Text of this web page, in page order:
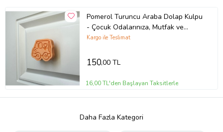
Pomerol Turuncu Araba Dolap Kulpu
- Çocuk Odalarınıza, Mutfak ve
Banyo Dolaplarınıza Mobilya Kulpu,
Kargo ile Teslimat
150,00 TL
16,00 TL'den Başlayan Taksitlerle
Daha Fazla Kategori